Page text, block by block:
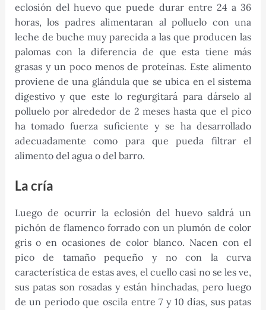
eclosión del huevo que puede durar entre 24 a 36
horas, los padres alimentaran al polluelo con una
leche de buche muy parecida a las que producen las
palomas con la diferencia de que esta tiene más
grasas y un poco menos de proteínas. Este alimento
proviene de una glándula que se ubica en el sistema
digestivo y que este lo regurgitará para dárselo al
polluelo por alrededor de 2 meses hasta que el pico
ha tomado fuerza suficiente y se ha desarrollado
adecuadamente como para que pueda filtrar el
alimento del agua o del barro.
La cría
Luego de ocurrir la eclosión del huevo saldrá un
pichón de flamenco forrado con un plumón de color
gris o en ocasiones de color blanco. Nacen con el
pico de tamaño pequeño y no con la curva
característica de estas aves, el cuello casi no se les ve,
sus patas son rosadas y están hinchadas, pero luego
de un periodo que oscila entre 7 y 10 días, sus patas